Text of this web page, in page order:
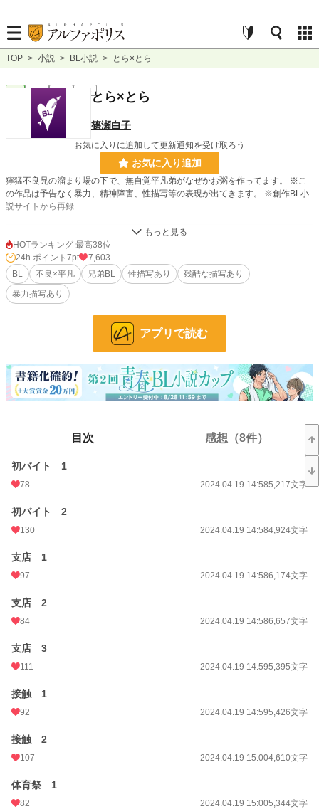
TOP > 小説 > BL小説 > とら×とら
完結 長編 とら×とら
篠瀬白子
お気に入りに追加して更新通知を受け取ろう
お気に入り追加
獰猛不良兄の溜まり場の下で、無自覚平凡弟がなぜかお粥を作ってます。 ※こ
の作品は予告なく暴力、精神障害、性描写等の表現が出てきます。 ※創作BL小
説サイトから再録
37,087 位 / 228,640 件
BL 9,917 位 / 31,392 件
お気に入り 280
更新日時 2024.05.18 20:58
初回公開日時 2024.04.19 14:58
119 pt (31,906 位)
月間ポイント 809 pt (27,174 位)
年間ポイント
累計ポイント 96,043 pt (31,045 位)
HOTランキング 最高38位
24h.ポイント 7pt
7,603
BL
不良×平凡 兄弟BL 性描写あり
残酷な描写あり
暴力描写あり
アプリで読む
目次 感想（8件）
初バイト 1
78 2024.04.19 14:585,217文字
初バイト 2
130 2024.04.19 14:584,924文字
支店 1
97 2024.04.19 14:586,174文字
支店 2
84 2024.04.19 14:586,657文字
支店 3
111 2024.04.19 14:595,395文字
接触 1
92 2024.04.19 14:595,426文字
接触 2
107 2024.04.19 15:004,610文字
体育祭 1
82 2024.04.19 15:005,344文字